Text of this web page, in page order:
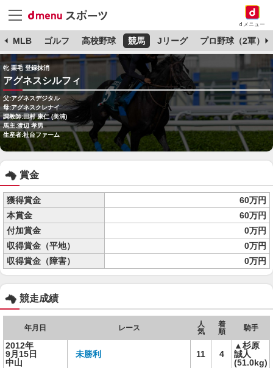
dメニュー
MLB ゴルフ 高校野球 競馬 Jリーグ プロ野球（2軍）
牝 栗毛 登録抹消
アグネスシルフィ
父:アグネスデジタル
母:アグネスクレナイ
調教師:田村 康仁 (美浦)
馬主:渡辺 孝男
生産者:社台ファーム
賞金
獲得賞金
60万円
本賞金
60万円
付加賞金
0万円
収得賞金（平地）
0万円
収得賞金（障害）
0万円
競走成績
年月日 レース
人
気
着
順
騎手
2012年
9月15日
中山
未勝利 11 4
▲杉原
誠人
(51.0kg)